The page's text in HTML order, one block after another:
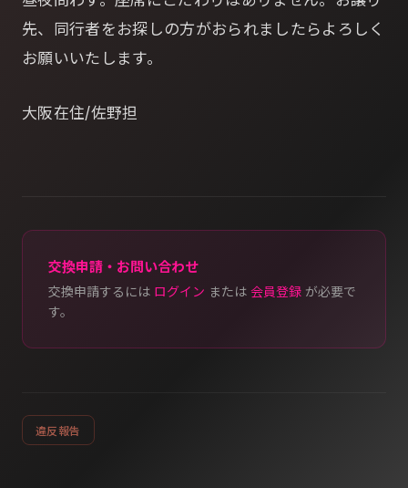
先、同行者をお探しの方がおられましたらよろしく
お願いいたします。
大阪在住/佐野担
交換申請・お問い合わせ
交換申請するには ログイン または 会員登録 が必要で
す。
違反報告